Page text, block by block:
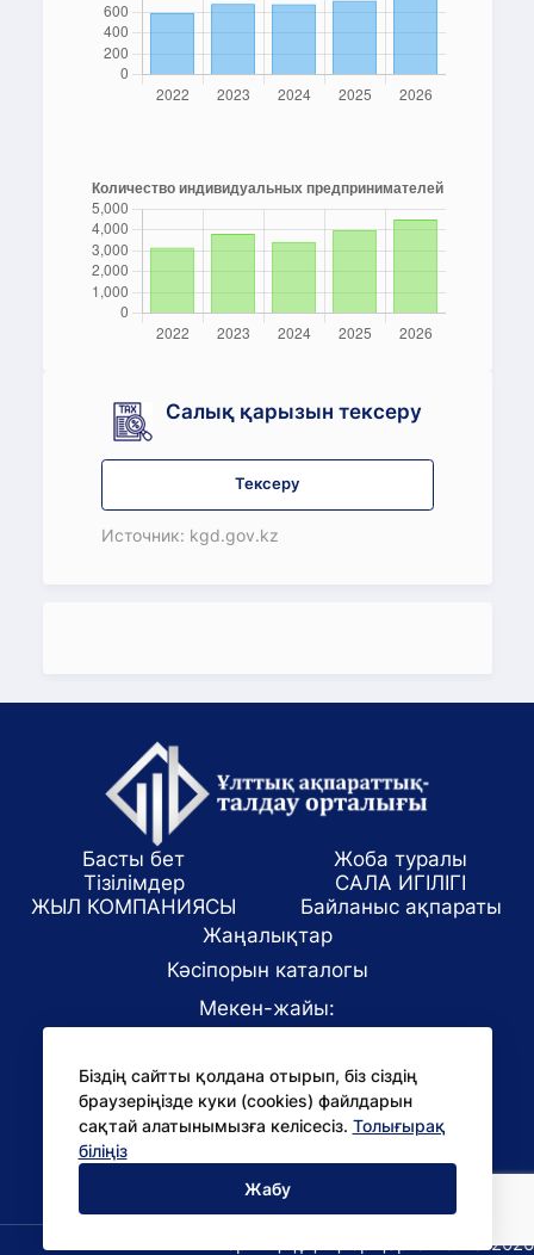
Салық қарызын тексеру
Тексеру
Источник: kgd.gov.kz
Біздің сайтты қолдана отырып, біз сіздің
браузеріңізде куки (cookies) файлдарын
сақтай алатынымызға келісесіз. Толығырақ
біліңіз
Жабу
Басты бет
Жоба туралы
Тізілімдер
САЛА ИГІЛІГІ
ЖЫЛ КОМПАНИЯСЫ
Байланыс ақпараты
Жаңалықтар
Кәсіпорын каталогы
Мекен-жайы:
E-mail:
office@niac.kz
pr@niac.kz
Барлық құқықтар қорғалған © 2026